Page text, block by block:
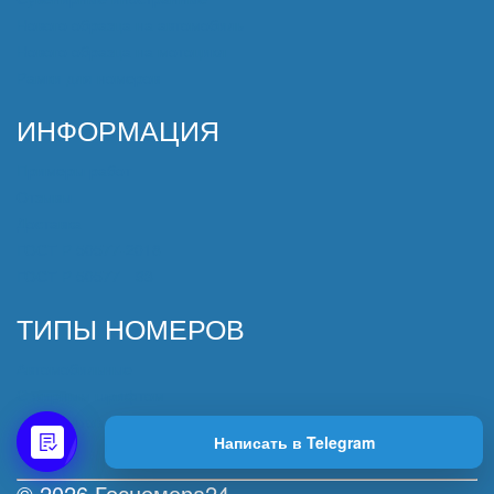
Написать в Telegram
ИНФОРМАЦИЯ
ТИПЫ НОМЕРОВ
Без окантовки